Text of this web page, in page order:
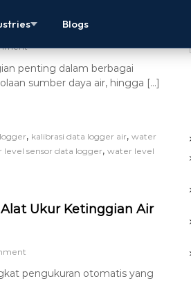
Blogs
Fungsinya
penting dalam berbagai
sumber daya air, hingga […]
, kalibrasi data logger air, water
level sensor data logger, water level
Ukur Ketinggian Air
pengukuran otomatis yang